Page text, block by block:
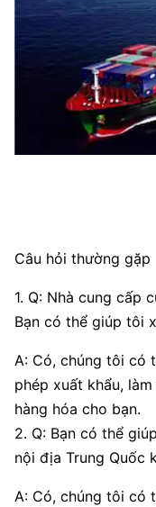
Câu hỏi thường gặp
1. Q: Nhà cung cấp
Bạn có thể giúp tôi
A: Có, chúng tôi có
phép xuất khẩu,
hàng hóa cho bạn.
2. Q: Bạn có thể
nội địa Trung Quốc
A: Có, chúng tôi có